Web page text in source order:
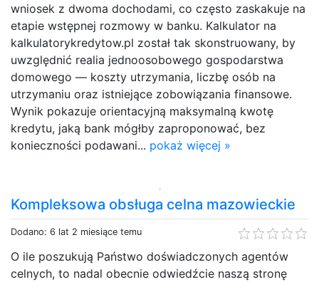
wniosek z dwoma dochodami, co często zaskakuje na
etapie wstępnej rozmowy w banku. Kalkulator na
kalkulatorykredytow.pl został tak skonstruowany, by
uwzględnić realia jednoosobowego gospodarstwa
domowego — koszty utrzymania, liczbę osób na
utrzymaniu oraz istniejące zobowiązania finansowe.
Wynik pokazuje orientacyjną maksymalną kwotę
kredytu, jaką bank mógłby zaproponować, bez
konieczności podawani... pokaż więcej »
Kompleksowa obsługa celna mazowieckie
Dodano: 6 lat 2 miesiące temu
O ile poszukują Państwo doświadczonych agentów
celnych, to nadal obecnie odwiedźcie naszą stronę